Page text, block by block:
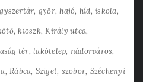
győr hajó híd iskola
kioszk Király utca
tér lakótelep nádorváros
Rábca Sziget szobor Széchenyi